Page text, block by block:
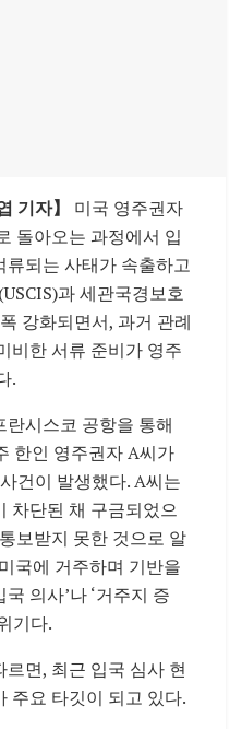
기자】
미국 영주권자
돌아오는 과정에서 입
되는 사태가 속출하고
과 세관국경보호
강화되면서, 과거 관례
비한 서류 준비가 영주
.
시스코 공항을 통해
한인 영주권자 A씨가
건이 발생했다. A씨는
차단된 채 구금되었으
보받지 못한 것으로 알
국에 거주하며 기반을
의사’나 ‘거주지 증
기다.
면, 최근 입국 심사 현
주요 타깃이 되고 있다.